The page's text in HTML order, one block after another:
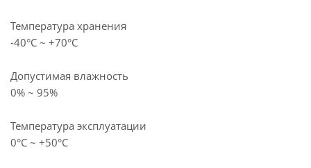
Температура хранения
-40°С ~ +70°С
Допустимая влажность
0% ~ 95%
Температура эксплуатации
0°С ~ +50°С